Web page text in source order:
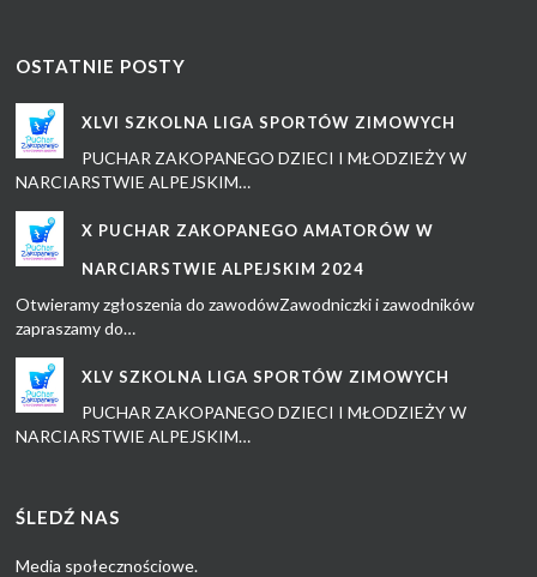
OSTATNIE POSTY
XLVI SZKOLNA LIGA SPORTÓW ZIMOWYCH
PUCHAR ZAKOPANEGO DZIECI I MŁODZIEŻY W
NARCIARSTWIE ALPEJSKIM…
X PUCHAR ZAKOPANEGO AMATORÓW W
NARCIARSTWIE ALPEJSKIM 2024
Otwieramy zgłoszenia do zawodówZawodniczki i zawodników
zapraszamy do…
XLV SZKOLNA LIGA SPORTÓW ZIMOWYCH
PUCHAR ZAKOPANEGO DZIECI I MŁODZIEŻY W
NARCIARSTWIE ALPEJSKIM…
ŚLEDŹ NAS
Media społecznościowe.